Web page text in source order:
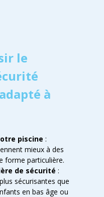
le
à
piscine :
mieux à des
forme particulière.
de sécurité :
sécurisantes que
en bas âge ou